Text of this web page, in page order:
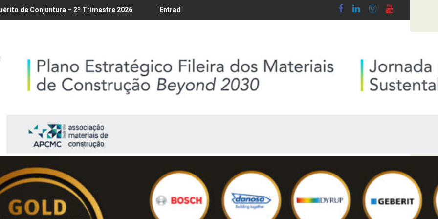
8
– 2º Trimestre 2026 Entrada em vigor da regulamentação do Lobby - Lei n.º 5-A/2026, de 28 de Janeiro
Diploma de transposição da Diretiva